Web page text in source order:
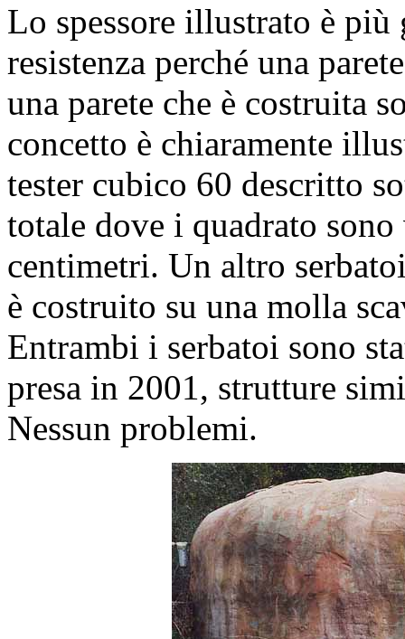
Lo spessore illustrato è
resistenza perché una
una parete che è costruita
concetto è chiaramente
tester cubico 60 descritto
totale dove i quadrato
centimetri. Un altro
è costruito su una molla
Entrambi i serbatoi sono
presa in 2001, strutture
Nessun problemi.